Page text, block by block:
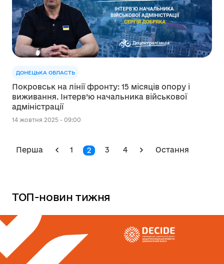
ДОНЕЦЬКА ОБЛАСТЬ
Покровськ на лінії фронту: 15 місяців опору і
виживання. Інтерв’ю начальника військової
адміністрації
14 жовтня 2025 - 09:00
Перша 1 2 3 4 Остання
ТОП-новин тижня